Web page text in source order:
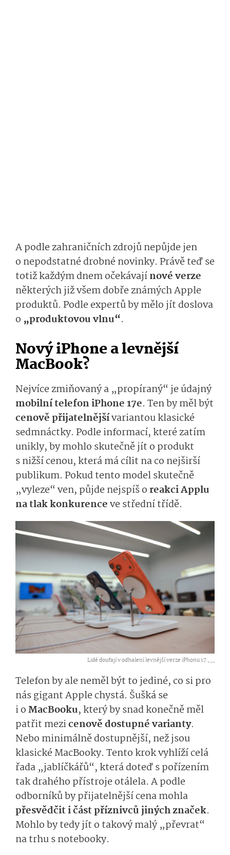
A podle zahraničních zdrojů nepůjde jen
o nepodstatné drobné novinky. Právě teď se
totiž každým dnem očekávajínové verze
některých již všem dobře známých Apple
produktů. Podle expertů by mělo jít doslova
o „produktovou vlnu“.
Nový iPhone a levnější
MacBook?
Nejvíce zmiňovaný a „propíraný“ je údajný
mobilní telefon iPhone 17e. Ten by měl být
cenově přijatelnějšívariantou klasické
sedmnáctky. Podle informací, které zatím
unikly, by mohlo skutečně jít o produkt
s nižší cenou, která má cílit na co nejširší
publikum. Pokud tento model skutečně
„vyleze“ ven, půjde nejspíš o reakci Applu
na tlak konkurenceve střední třídě.
Lidé doufají v odhalení levnější verze iPhonu 17 ,...
Telefon by ale neměl být to jediné, co si pro
nás gigant Apple chystá. Šušká se
i oMacBooku, který by snad konečně měl
patřit mezicenově dostupné varianty.
Nebo minimálně dostupnější, než jsou
klasické MacBooky. Tento krok vyhlíží celá
řada „jablíčkářů“, která doteď s pořízením
tak drahého přístroje otálela. A podle
odborníků by přijatelnější cena mohla
přesvědčit i část příznivců jiných značek.
Mohlo by tedy jít o takový malý „převrat“
na trhu s notebooky.